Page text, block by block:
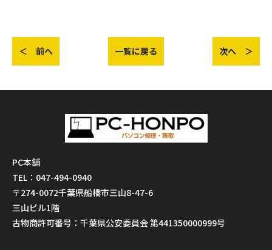
＜ 前へ 一覧に戻る 次へ ＞
PC本舗
TEL：047-494-0940
〒274-0072千葉県船橋市三山8-47-6
三山ビル1階
古物商許可番号：千葉県公安委員会 第441350000999号